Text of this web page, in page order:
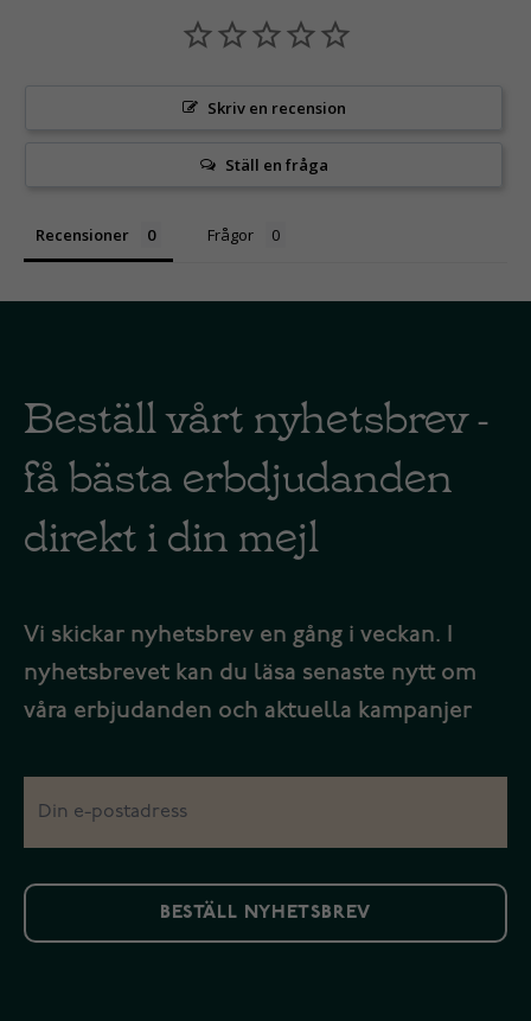
Skriv en recension
Ställ en fråga
Recensioner Frågor
Beställ vårt nyhetsbrev -
få bästa erbdjudanden
direkt i din mejl
Vi skickar nyhetsbrev en gång i veckan. I
nyhetsbrevet kan du läsa senaste nytt om
våra erbjudanden och aktuella kampanjer
BESTÄLL NYHETSBREV